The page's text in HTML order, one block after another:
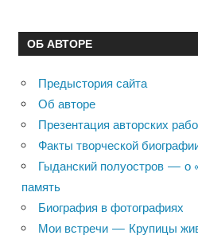
ОБ АВТОРЕ
Предыстория сайта
Об авторе
Презентация авторских
Факты творческой
Гыданский полуостров — о
память
Биография в фотографиях
Мои встречи — Крупицы